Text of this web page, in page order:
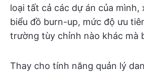
loại tất cả các dự án của mình,
biểu đồ burn-up, mức độ ưu
trường tùy chỉnh nào khác mà
Thay cho tính năng quản lý